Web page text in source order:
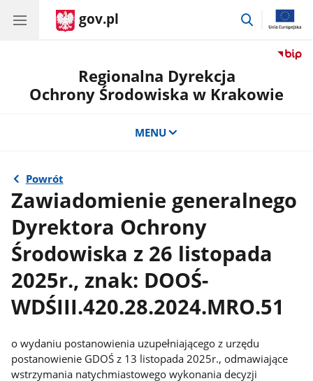
gov.pl
przejdź
Regionalna Dyrekcja
Ochrony Środowiska w Krakowie
MENU
Powrót
Zawiadomienie generalnego
Dyrektora Ochrony
Środowiska z 26 listopada
2025r., znak: DOOŚ-
WDŚIII.420.28.2024.MRO.51
o wydaniu postanowienia uzupełniającego z urzędu
postanowienie GDOŚ z 13 listopada 2025r., odmawiające
wstrzymania natychmiastowego wykonania decyzji